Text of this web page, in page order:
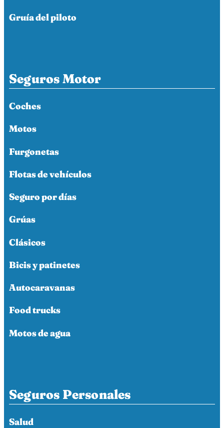
Gruía del piloto
Seguros Motor
Coches
Motos
Furgonetas
Flotas de vehículos
Seguro por días
Grúas
Clásicos
Bicis y patinetes
Autocaravanas
Food trucks
Motos de agua
Seguros Personales
Salud